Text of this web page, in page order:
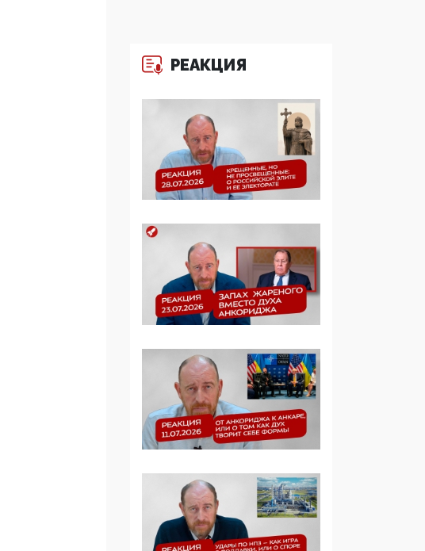
инфоцыганство и
лженаука под ширмой
ценностей: кто и с чем
выступал на форуме
«Россия 809. Традиции
будущего»
09:40, 06 Мая 2026
и благолепия:
профилактика негатива
среди молодежи снова
отдана на откуп
«движперам»
120 лет
парламентаризма: как
институт
народовластия
превратился в «чего
изволите» для
06:29, 15 Апреля 2026
Социальный фонд
России – пионер
РЕАКЦИЯ